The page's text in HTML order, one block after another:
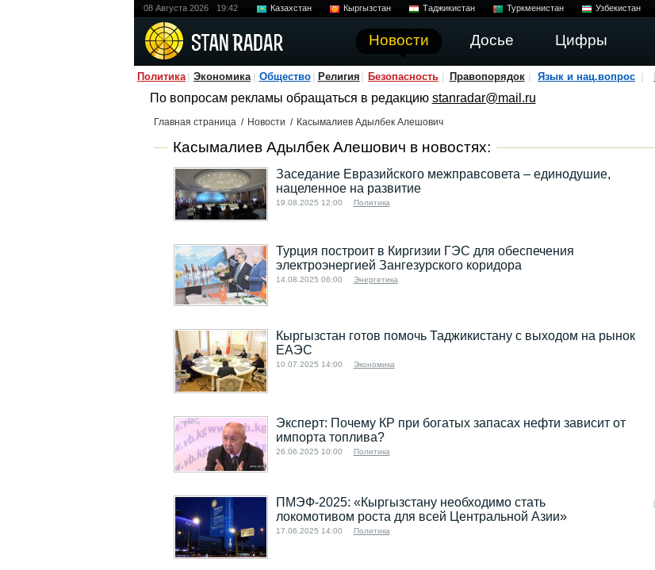
08 Августа 2026 19:42 Казахстан Кыргызстан Таджикистан Туркменистан Узбекистан
Новости Досье Цифры
Политика Экономика Общество Религия Безопасность Правопорядок Язык и нац.вопрос
По вопросам рекламы обращаться в редакцию stanradar@mail.ru
Главная страница / Новости / Касымалиев Адылбек Алешович
Касымалиев Адылбек Алешович в новостях:
Заседание Евразийского межправсовета – единодушие,
нацеленное на развитие
19.08.2025 12:00 Политика
Турция построит в Киргизии ГЭС для обеспечения
электроэнергией Зангезурского коридора
14.08.2025 06:00 Энергетика
Кыргызстан готов помочь Таджикистану с выходом на рынок
ЕАЭС
10.07.2025 14:00 Экономика
Эксперт: Почему КР при богатых запасах нефти зависит от
импорта топлива?
26.06.2025 10:00 Политика
ПМЭФ-2025: «Кыргызстану необходимо стать
локомотивом роста для всей Центральной Азии»
17.06.2025 14:00 Политика